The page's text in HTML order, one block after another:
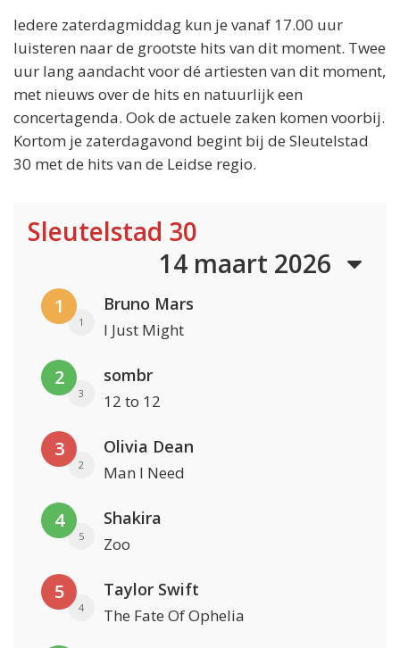
Iedere zaterdagmiddag kun je vanaf 17.00 uur
luisteren naar de grootste hits van dit moment. Twee
uur lang aandacht voor dé artiesten van dit moment,
met nieuws over de hits en natuurlijk een
concertagenda. Ook de actuele zaken komen voorbij.
Kortom je zaterdagavond begint bij de Sleutelstad
30 met de hits van de Leidse regio.
Sleutelstad 30
14 maart 2026
1
1
Bruno Mars
I Just Might
2
3
sombr
12 to 12
3
2
Olivia Dean
Man I Need
4
5
Shakira
Zoo
5
4
Taylor Swift
The Fate Of Ophelia